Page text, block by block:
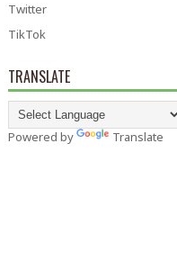
Twitter
TikTok
TRANSLATE
Powered by Translate